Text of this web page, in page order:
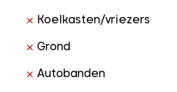
Koelkasten/vriezers
Grond
Autobanden